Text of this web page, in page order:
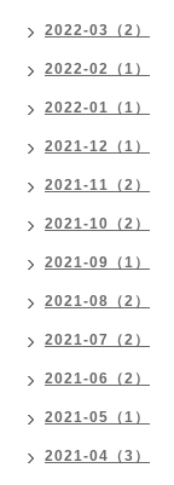
2022-03（2）
2022-02（1）
2022-01（1）
2021-12（1）
2021-11（2）
2021-10（2）
2021-09（1）
2021-08（2）
2021-07（2）
2021-06（2）
2021-05（1）
2021-04（3）